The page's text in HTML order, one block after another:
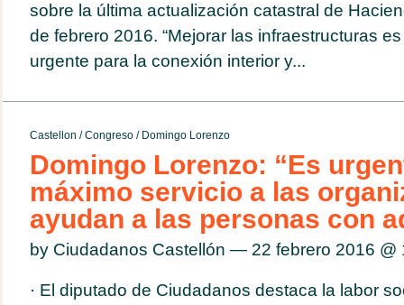
sobre la última actualización catastral de
de febrero 2016. “Mejorar las infraestructuras
urgente para la conexión interior y...
Castellon /Congreso/ Domingo Lorenzo
Domingo Lorenzo: “Es
máximo servicio a las
ayudan a las personas con
by Ciudadanos Castellón — 22 febrero 2016 @
· El diputado de Ciudadanos destaca la labor